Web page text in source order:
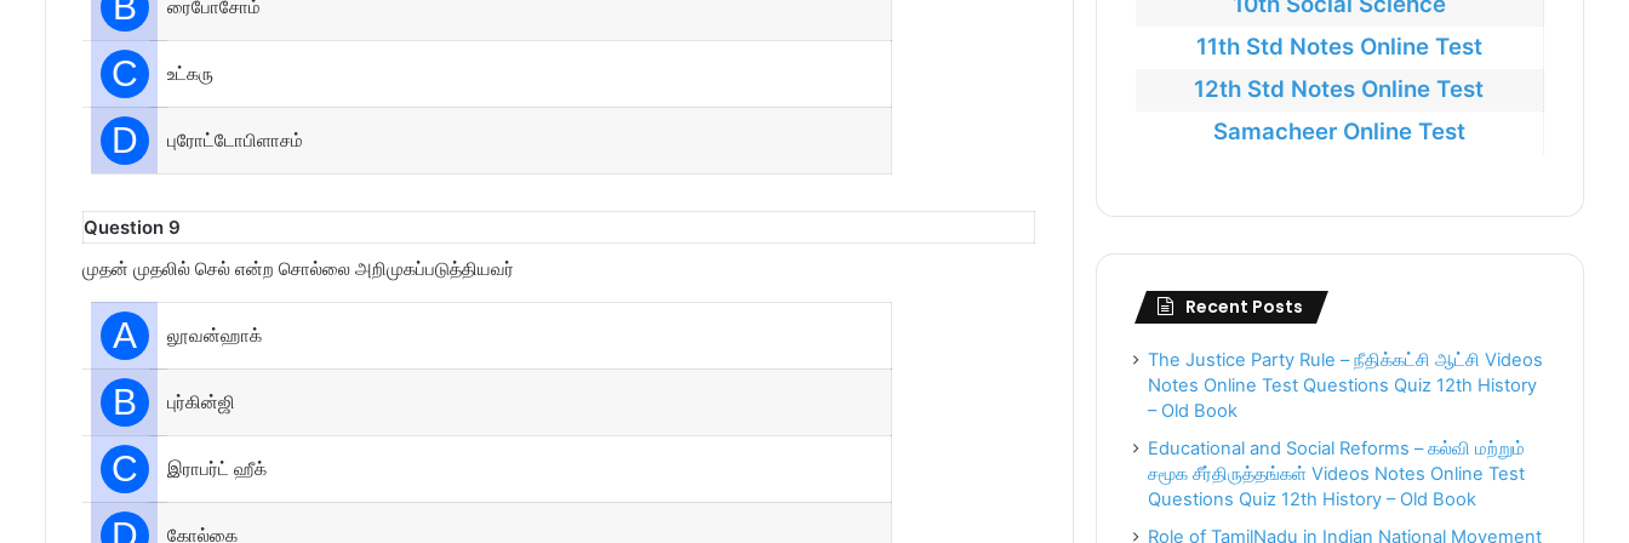
ரைபோசோம்
C உட்கரு
D புரோட்டோபிளாசம்
Question 9
முதன் முதலில் செல் என்ற சொல்லை அறிமுகப்படுத்தியவர்
A லூவன்ஹாக்
B புர்கின்ஜி
C இராபர்ட் ஹீக்
D கோல்கை
11th Std Notes Online Test
12th Std Notes Online Test
Samacheer Online Test
Recent Posts
The Justice Party Rule – நீதிக்கட்சி ஆட்சி Videos
Notes Online Test Questions Quiz 12th History
– Old Book
Educational and Social Reforms – கல்வி மற்றும்
சமூக சீர்திருத்தங்கள் Videos Notes Online Test
Questions Quiz 12th History – Old Book
Role of TamilNadu in Indian National Movement